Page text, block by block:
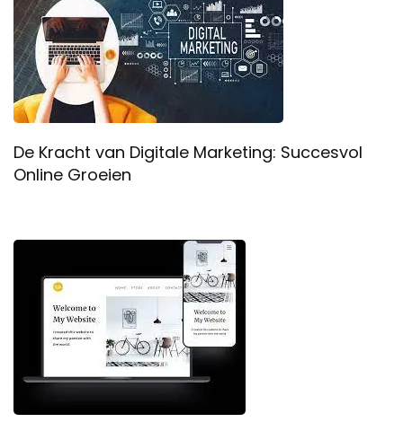
De Kracht van Digitale Marketing: Succesvol
Online Groeien